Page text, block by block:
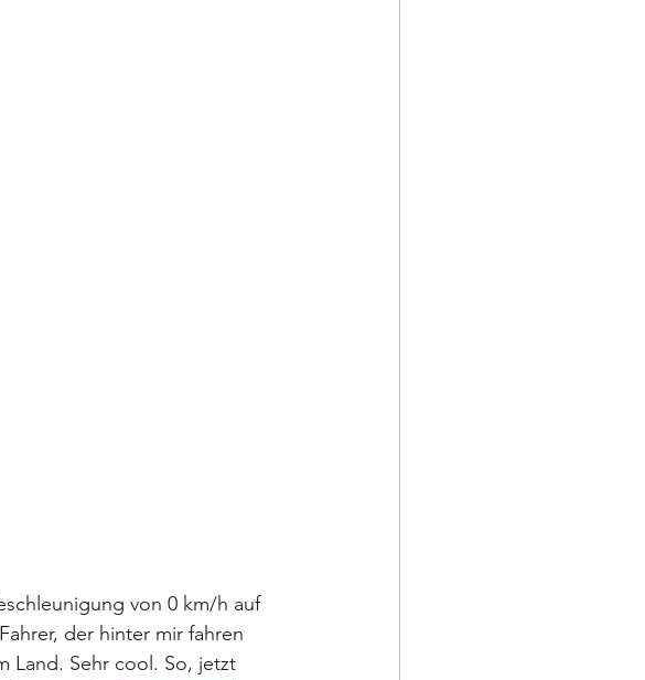
von 0 km/h auf
der hinter mir fahren
Land. Sehr cool. So, jetzt